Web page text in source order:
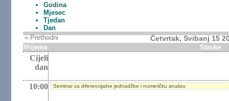
Godina
Mjesec
Tjedan
Dan
« Prethodni
Četvrtak, Svibanj 15
Vrijeme Stavke
Cijeli
dan
10:00 Seminar za diferencijalne jednadžbe i numeričku analizu